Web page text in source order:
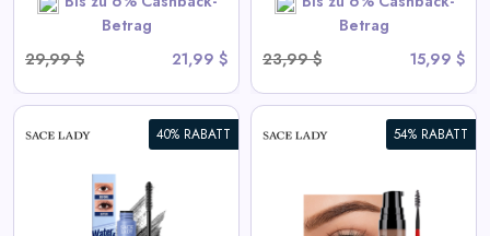
Betrag
29,99 $
21,99 $
Betrag
23,99 $
15,99 $
40% RABATT 54% RABATT
3D Augenbrauengel |
Wasserdicht, Schnell
Trocknend, Hochpigmentiert